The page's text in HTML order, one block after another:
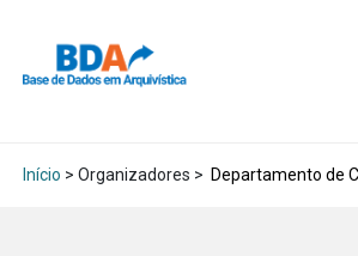
Início > Organizadores > Departamento de